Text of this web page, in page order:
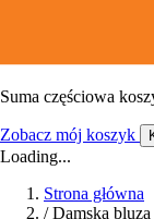
Suma częściowa
Zobacz mój koszyk
Loading...
Strona główna
/ Damska